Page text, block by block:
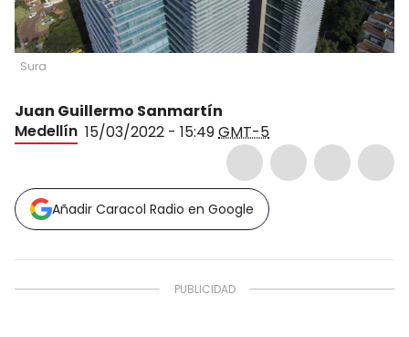
Sura
Juan Guillermo Sanmartín
Medellín 15/03/2022 - 15:49GMT-5
Añadir Caracol Radio en Google